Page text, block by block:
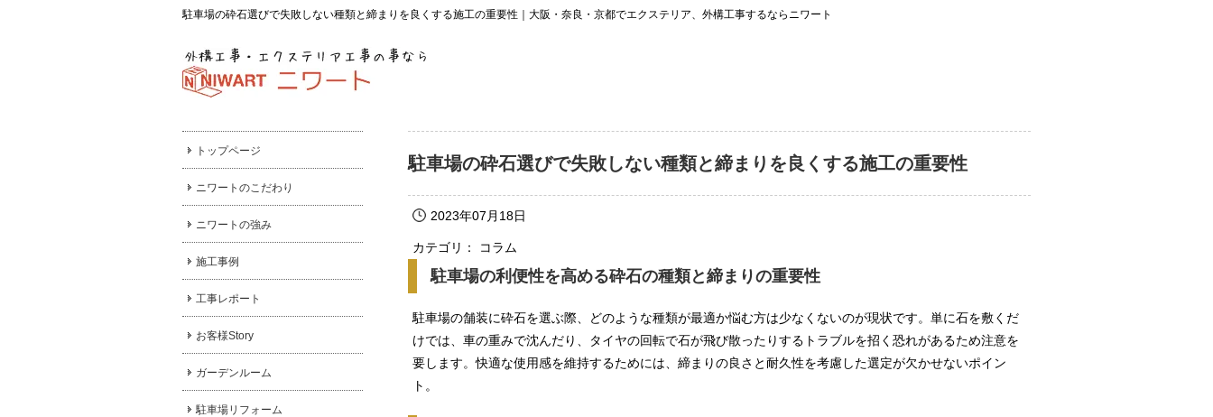
駐車場の砕石選びで失敗しない種類と締まりを良くする施工の重要性｜大阪・奈良・京都でエクステリア、外構工事するならニワート
トップページ
ニワートのこだわり
ニワートの強み
施工事例
工事レポート
お客様Story
ガーデンルーム
駐車場リフォーム
駐車場の砕石選びで失敗しない種類と締まりを良くする施工の重要性
2023年07月18日
カテゴリ： コラム
駐車場の利便性を高める砕石の種類と締まりの重要性
駐車場の舗装に砕石を選ぶ際、どのような種類が最適か悩む方は少なくないのが現状です。単に石を敷くだ
けでは、車の重みで沈んだり、タイヤの回転で石が飛び散ったりするトラブルを招く恐れがあるため注意を
要します。快適な使用感を維持するためには、締まりの良さと耐久性を考慮した選定が欠かせないポイン
ト。